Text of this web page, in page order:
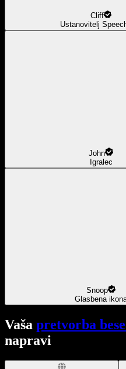
Cliff
Ustanovitelj
John
Igralec
Snoop
Glasbena
Vaša pretvorba
napravi